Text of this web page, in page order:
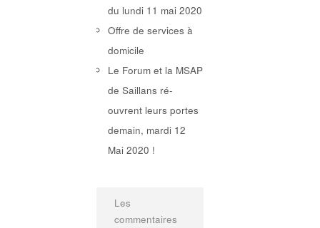
du lundi 11 mai 2020
Offre de services à
domicile
Le Forum et la MSAP
de Saillans ré-
ouvrent leurs portes
demain, mardi 12
Mai 2020 !
Les
commentaires